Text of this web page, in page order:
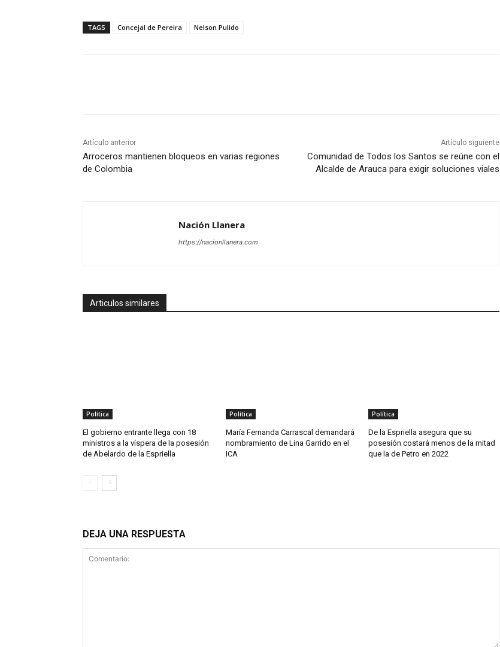
TAGS Concejal de Pereira Nelson Pulido
Artículo anterior
Arroceros mantienen bloqueos en varias regiones
de Colombia
Artículo siguiente
Comunidad de Todos los Santos se reúne con el
Alcalde de Arauca para exigir soluciones viales
Nación Llanera
https://nacionllanera.com
Articulos similares
Política
El gobierno entrante llega con 18
ministros a la víspera de la posesión
de Abelardo de la Espriella
Política
María Fernanda Carrascal demandará
nombramiento de Lina Garrido en el
ICA
Política
De la Espriella asegura que su
posesión costará menos de la mitad
que la de Petro en 2022
DEJA UNA RESPUESTA